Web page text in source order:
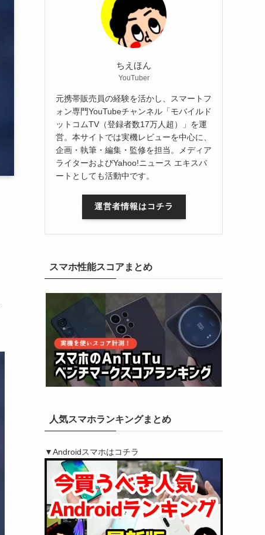
ちえほん
YouTuber
元携帯販売員の経験を活かし、スマートフ
ォン専門YouTubeチャンネル「モバイルド
ットコムTV（登録者数17万人超）」を運
営。本サイトでは実機レビューを中心に、
企画・執筆・編集・監修を担当。メディア
ライターおよびYahoo!ニュース エキスパ
ートとしても活動中です。
運営者情報はコチラ
スマホ性能スコアまとめ
人気スマホランキングまとめ
▼Androidスマホはコチラ